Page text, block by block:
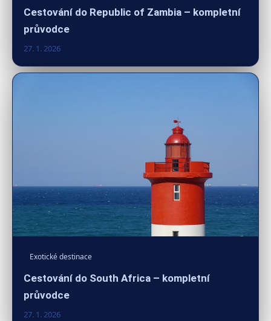
Cestování do Republic of Zambia – kompletní
průvodce
27. 1. 2026
Exotické destinace
Cestování do South Africa – kompletní
průvodce
27. 1. 2026